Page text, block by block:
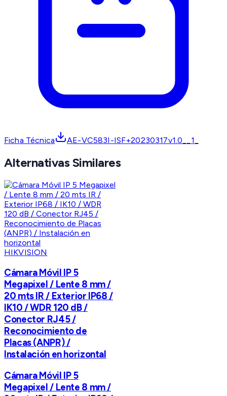
Ficha Técnica AE-VC583I-ISF+20230317v1.0__1_
Alternativas Similares
HIKVISION
Cámara Móvil IP 5
Megapixel / Lente 8 mm /
20 mts IR / Exterior IP68 /
IK10 / WDR 120 dB /
Conector RJ45 /
Reconocimiento de
Placas (ANPR) /
Instalación en horizontal
Cámara Móvil IP 5
Megapixel / Lente 8 mm /